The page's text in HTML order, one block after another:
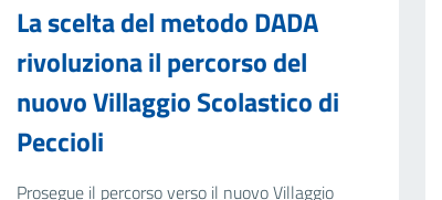
La scelta del metodo DADA
rivoluziona il percorso del
nuovo Villaggio Scolastico di
Peccioli
Prosegue il percorso verso il nuovo Villaggio